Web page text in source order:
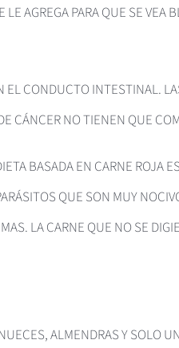
AGREGA PARA QUE SE VEA
CONDUCTO INTESTINAL.
CÁNCER NO TIENEN QUE
BASADA EN CARNE ROJA
QUE SON MUY
LA CARNE QUE NO SE
ALMENDRAS Y SOLO